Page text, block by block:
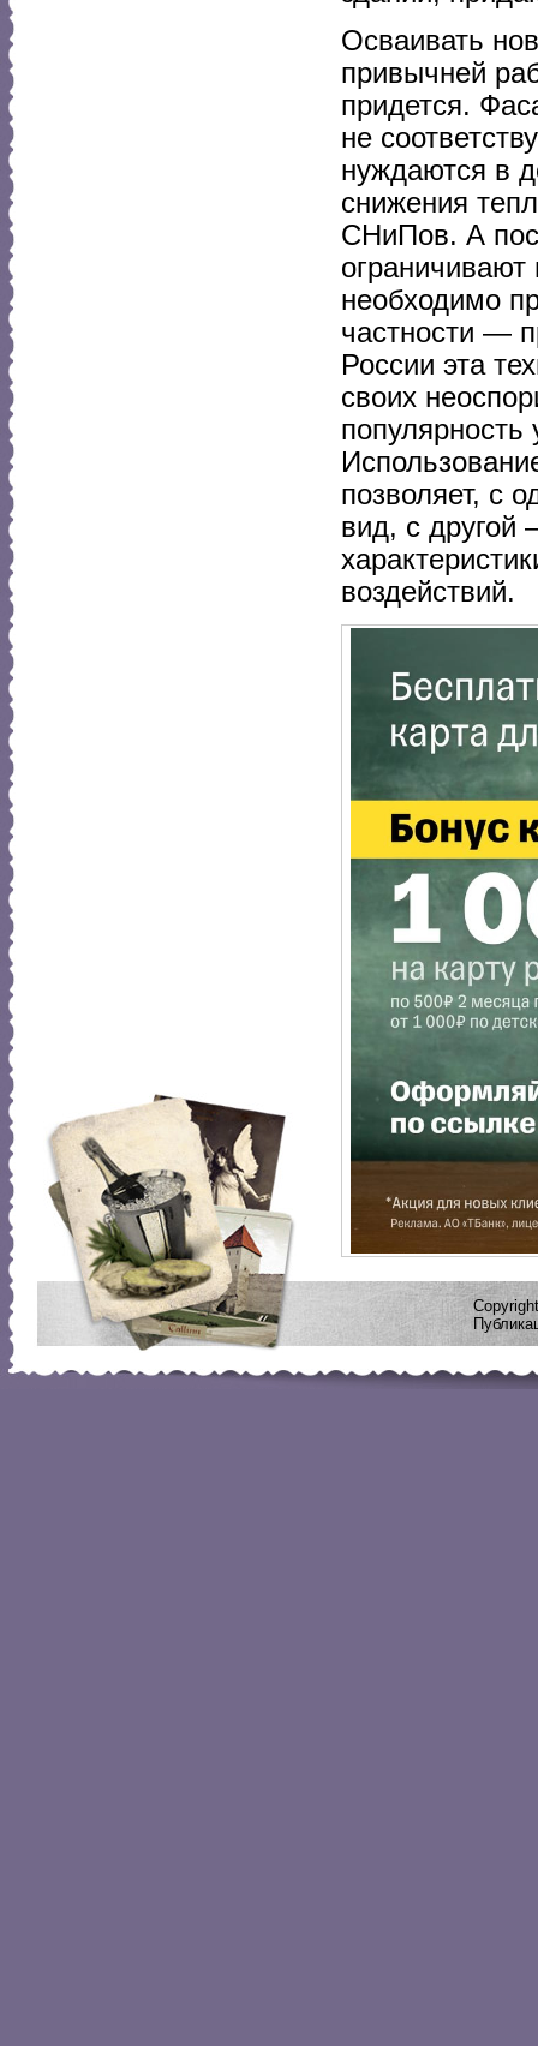
Осваивать
привычней
придется.
не
нуждаются в
снижения
СНиПов. А
ограничивают
необходимо
частности —
России эта
своих
популярность
позволяет, с
вид, с другой
воздействий.